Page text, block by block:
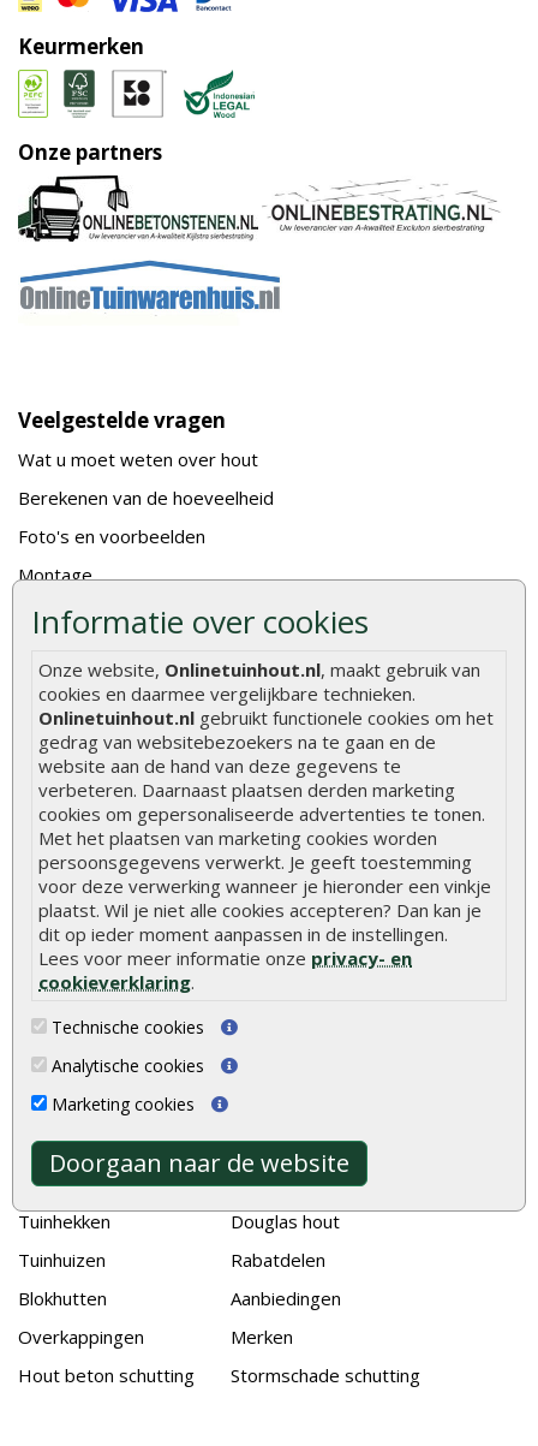
Informatie over cookies
Onze website, Onlinetuinhout.nl, maakt gebruik van
cookies en daarmee vergelijkbare technieken.
Onlinetuinhout.nl gebruikt functionele cookies om het
gedrag van websitebezoekers na te gaan en de
website aan de hand van deze gegevens te
verbeteren. Daarnaast plaatsen derden marketing
cookies om gepersonaliseerde advertenties te tonen.
Met het plaatsen van marketing cookies worden
persoonsgegevens verwerkt. Je geeft toestemming
voor deze verwerking wanneer je hieronder een vinkje
plaatst. Wil je niet alle cookies accepteren? Dan kan je
dit op ieder moment aanpassen in de instellingen.
Lees voor meer informatie onze privacy- en
cookieverklaring.
Technische cookies
Analytische cookies
Marketing cookies
Doorgaan naar de website
Keurmerken
Onze partners
Veelgestelde vragen
Wat u moet weten over hout
Berekenen van de hoeveelheid
Foto's en voorbeelden
Montage
Gekeurd hout
Hoe zelf een houten overkapping maken
Hoe zelf een vlonder leggen
Hoe betonpaal plaatsen
Hoe schutting plaatsen
De 9 beste tuinschermen van Onlinetuinhout.nl
Stijlvolle houtsoorten voor in de tuin
Duurzame tuin
Welke palen voor een schapenhek
Alle populaire categorieën
Tuinhout
Schutting
Vlonderplanken
Tuinpalen
Tuinhekken
Tuinhuizen
Blokhutten
Overkappingen
Hout beton schutting
Tuindeuren
Schuttingplanken
Steigerplanken
Douglas hout
Rabatdelen
Aanbiedingen
Merken
Stormschade schutting